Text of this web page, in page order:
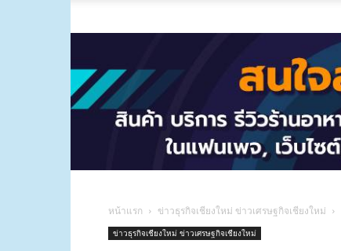
หน้าแรก ข่าวธุรกิจเชียงใหม่ ข่าวเศรษฐกิจเชียงใหม่
ข่าวธุรกิจเชียงใหม่ ข่าวเศรษฐกิจเชียงใหม่